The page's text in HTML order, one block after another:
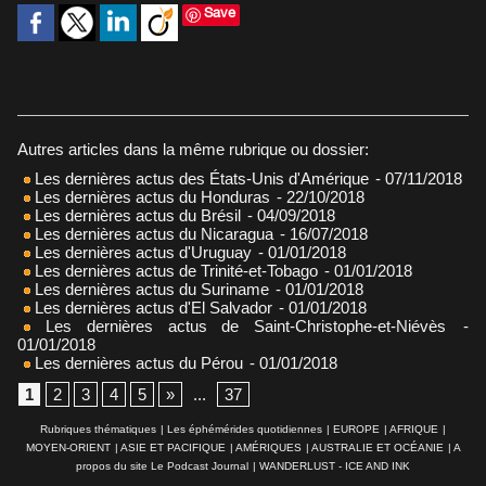
Save
Autres articles dans la même rubrique ou dossier:
Les dernières actus des États-Unis d'Amérique - 07/11/2018
Les dernières actus du Honduras - 22/10/2018
Les dernières actus du Brésil - 04/09/2018
Les dernières actus du Nicaragua - 16/07/2018
Les dernières actus d'Uruguay - 01/01/2018
Les dernières actus de Trinité-et-Tobago - 01/01/2018
Les dernières actus du Suriname - 01/01/2018
Les dernières actus d'El Salvador - 01/01/2018
Les dernières actus de Saint-Christophe-et-Niévès
-
01/01/2018
Les dernières actus du Pérou - 01/01/2018
1
2 3 4 5 » ... 37
Rubriques thématiques | Les éphémérides quotidiennes | EUROPE | AFRIQUE |
MOYEN-ORIENT | ASIE ET PACIFIQUE | AMÉRIQUES | AUSTRALIE ET OCÉANIE | A
propos du site Le Podcast Journal | WANDERLUST - ICE AND INK